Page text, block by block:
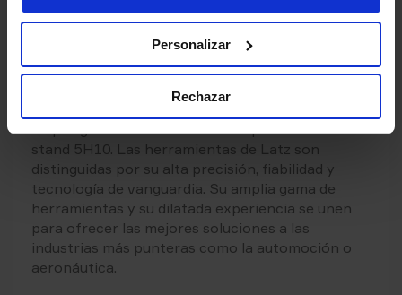
Personalizar
Rechazar
Herramientas de corte
, unidad de negocio de Danobatgroup
especializada en herramientas de corte,
presentará su gama de herramientas estándar,
amplia gama de herramientas especiales en el
stand 5H10. Las herramientas de Latz son
distinguidas por su alta precisión, fiabilidad y
tecnología de vanguardia. Su amplia gama de
herramientas y su dilatada experiencia se unen
para ofrecer las mejores soluciones a las
industrias más punteras como la automoción o
aeronáutica.